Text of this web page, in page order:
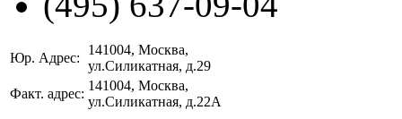
Юр. Адрес:
141004, Москва,
ул.Силикатная, д.29
Факт. адрес:
141004, Москва,
ул.Силикатная, д.22А